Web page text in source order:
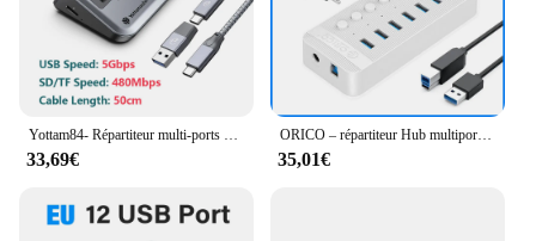
Yottam84- Répartiteur multi-ports USB A Type C, station d'accueil, 4 prises multiples, rallonge de prise de concentrateur, adaptateur S6 pour ordinateur portable
33,69€
ORICO – répartiteur Hub multiport alimenté par USB, commutateur marche-arrêt, station d'accueil, plusieurs prises USB 3.0, chargeur, plusieurs barrettes d'alimentation, adaptateur PC
35,01€